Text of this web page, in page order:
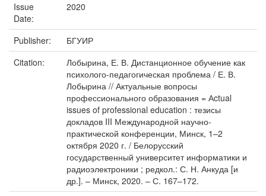
Issue
Date:
2020
Publisher:
БГУИР
Citation:
Лобырина, Е. В. Дистанционное обучение как
психолого-педагогическая проблема / Е. В.
Лобырина // Актуальные вопросы
профессионального образования = Аctual
issues of professional education : тезисы
докладов III Международной научно-
практической конференции, Минск, 1–2
октября 2020 г. / Белорусский
государственный университет информатики и
радиоэлектроники ; редкол.: С. Н. Анкуда [и
др.]. – Минск, 2020. – С. 167–172.